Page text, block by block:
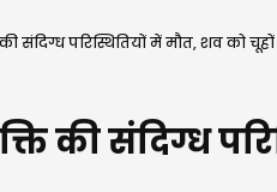
की संदिग्ध परिस्थितियों में मौत, शव को
की संदिग्ध